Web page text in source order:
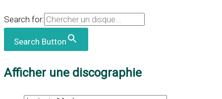
Search for:
Search Button
Afficher une discographie